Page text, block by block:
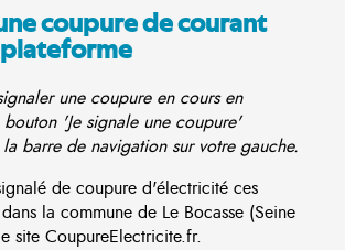
coupure de courant
une coupure en cours en
'Je signale une coupure'
barre de navigation sur votre gauche.
de coupure d'électricité ces
la commune de Le Bocasse (Seine
site CoupureElectricite.fr.